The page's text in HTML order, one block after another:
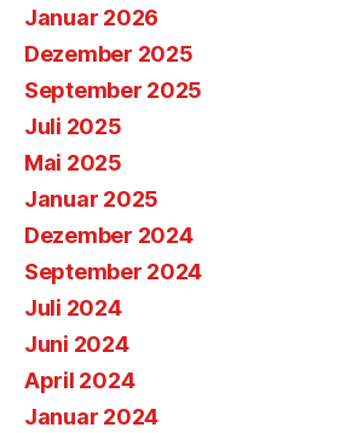
Januar 2026
Dezember 2025
September 2025
Juli 2025
Mai 2025
Januar 2025
Dezember 2024
September 2024
Juli 2024
Juni 2024
April 2024
Januar 2024